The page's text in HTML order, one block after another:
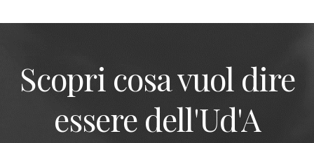
Scopri cosa vuol dire
essere dell'Ud'A